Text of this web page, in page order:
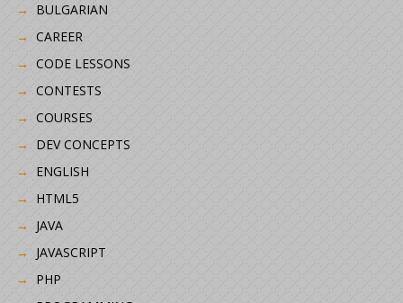
BULGARIAN
CAREER
CODE LESSONS
CONTESTS
COURSES
DEV CONCEPTS
ENGLISH
HTML5
JAVA
JAVASCRIPT
PHP